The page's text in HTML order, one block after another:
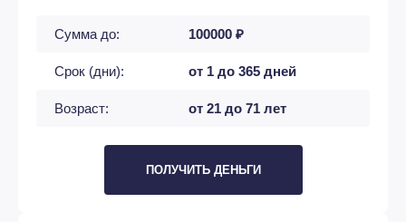
Сумма до: 100000 ₽
Срок (дни): от 1 до 365 дней
Возраст: от 21 до 71 лет
ПОЛУЧИТЬ ДЕНЬГИ